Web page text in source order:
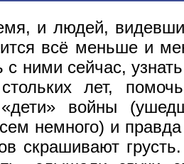
и людей,
всё меньше и
с ними сейчас,
лет,
войны
немного) и
скрашивают